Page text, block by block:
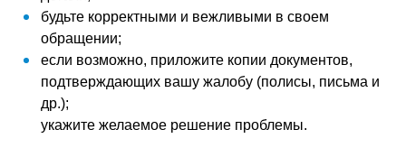
будьте корректными и вежливыми в своем
обращении;
если возможно, приложите копии документов,
подтверждающих вашу жалобу (полисы, письма и
др.);
укажите желаемое решение проблемы.